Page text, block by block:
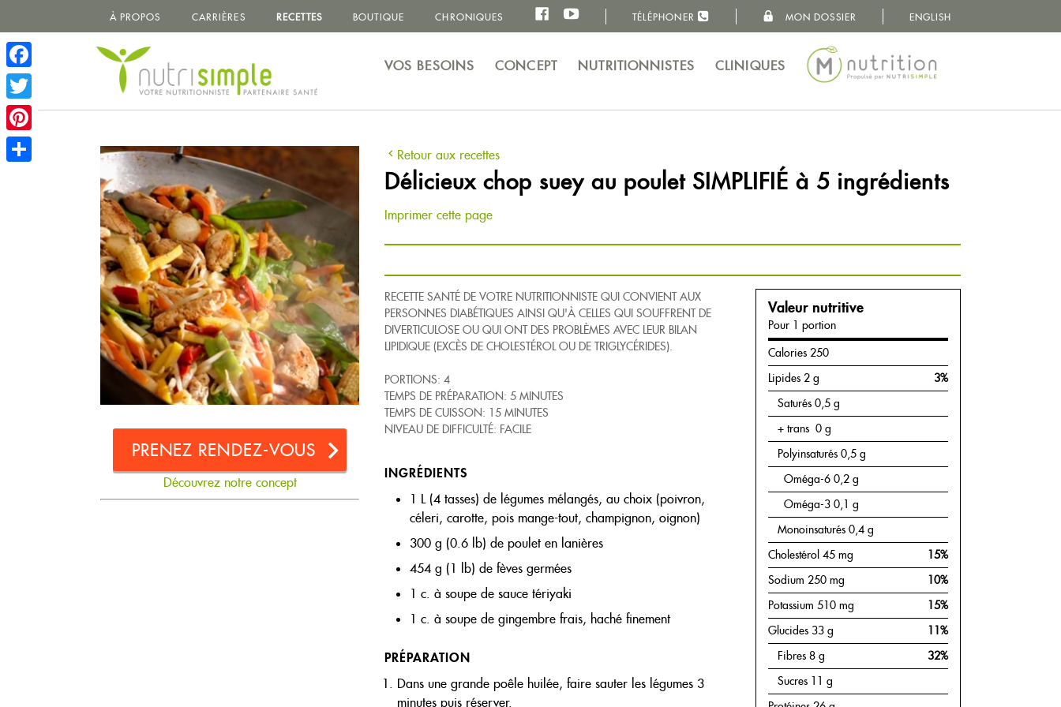
À PROPOS CARRIÈRES RECETTES BOUTIQUE CHRONIQUES TÉLÉPHONER MON DOSSIER ENGLISH
Facebook
Twitter
Pinterest
VOS BESOINS CONCEPT NUTRITIONNISTES CLINIQUES
PRENEZ RENDEZ-VOUS
Découvrez notre concept
Retour aux recettes
Délicieux chop suey au poulet SIMPLIFIÉ à 5 ingrédients
Imprimer cette page
RECETTE SANTÉ DE VOTRE NUTRITIONNISTE QUI CONVIENT AUX
PERSONNES DIABÉTIQUES AINSI QU'À CELLES QUI SOUFFRENT DE
DIVERTICULOSE OU QUI ONT DES PROBLÈMES AVEC LEUR BILAN
LIPIDIQUE (EXCÈS DE CHOLESTÉROL OU DE TRIGLYCÉRIDES).
PORTIONS: 4
TEMPS DE PRÉPARATION: 5 MINUTES
TEMPS DE CUISSON: 15 MINUTES
NIVEAU DE DIFFICULTÉ: FACILE
INGRÉDIENTS
1 L (4 tasses) de légumes mélangés, au choix (poivron,
céleri, carotte, pois mange-tout, champignon, oignon)
300 g (0.6 lb) de poulet en lanières
454 g (1 lb) de fèves germées
1 c. à soupe de sauce tériyaki
1 c. à soupe de gingembre frais, haché finement
PRÉPARATION
Dans une grande poêle huilée, faire sauter les légumes 3
minutes puis réserver.
Valeur nutritive
Pour 1 portion
Calories 250
Lipides 2 g
3%
Saturés 0,5 g
+ trans 0 g
Polyinsaturés 0,5 g
Oméga-6 0,2 g
Oméga-3 0,1 g
Monoinsaturés 0,4 g
Cholestérol 45 mg
15%
Sodium 250 mg
10%
Potassium 510 mg
15%
Glucides 33 g
11%
Fibres 8 g
32%
Sucres 11 g
MON DOSSIER
VOS BESOINS
CLINIQUES